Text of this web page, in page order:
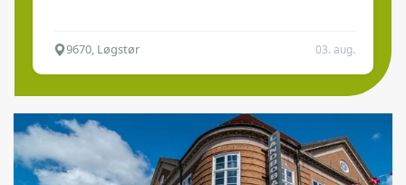
9670, Løgstør 03. aug.